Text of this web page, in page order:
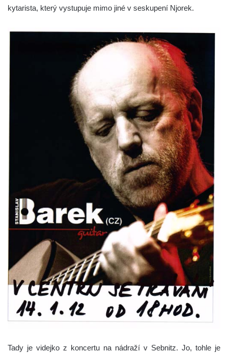
kytarista, který vystupuje mimo jiné v seskupení Njorek.
Tady je videjko z koncertu na nádraží v Sebnitz. Jo, tohle je